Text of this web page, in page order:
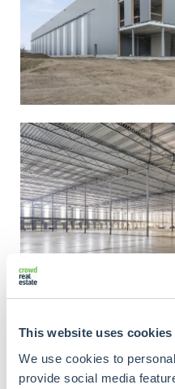
This website uses cookies
We use cookies to
provide social media